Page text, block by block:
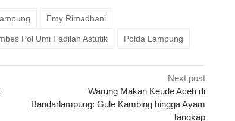
Emy Rimadhani
Pol Umi Fadilah Astutik Polda Lampung
Next post
Warung Makan Keude Aceh di
Bandarlampung: Gule Kambing hingga Ayam
Tangkap